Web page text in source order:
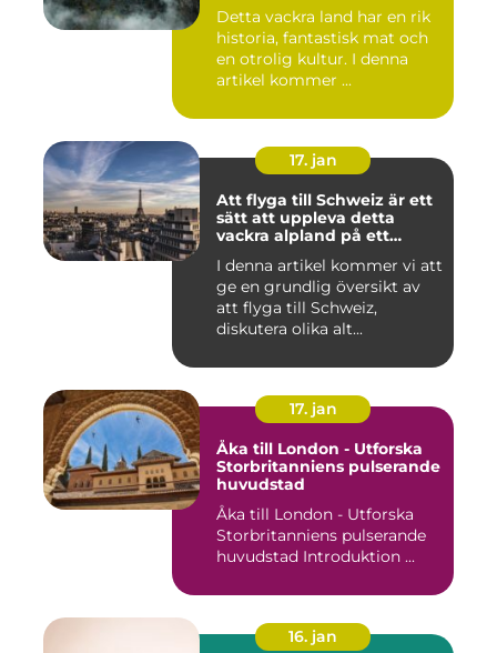
Detta vackra land har en rik
historia, fantastisk mat och
en otrolig kultur. I denna
artikel kommer ...
17. jan
Att flyga till Schweiz är ett
sätt att uppleva detta
vackra alpland på ett
I denna artikel kommer vi att
ge en grundlig översikt av
att flyga till Schweiz,
diskutera olika alt...
17. jan
Åka till London - Utforska
Storbritanniens pulserande
huvudstad
Åka till London - Utforska
Storbritanniens pulserande
huvudstad Introduktion ...
16. jan